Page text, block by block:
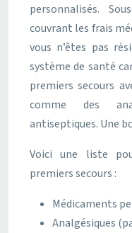
personnalisés.
couvrant les frais
vous n’êtes pas
système de santé
premiers secours
comme des
antiseptiques. Une
Voici une liste
premiers secours :
Médicaments
Analgésiques